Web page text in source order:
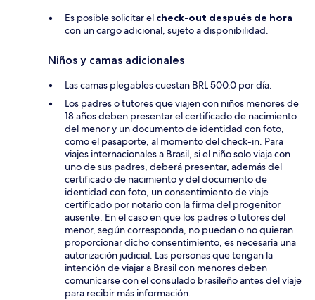
Es posible solicitar el check-out después de hora
con un cargo adicional, sujeto a disponibilidad.
Niños y camas adicionales
Las camas plegables cuestan BRL 500.0 por día.
Los padres o tutores que viajen con niños menores de
18 años deben presentar el certificado de nacimiento
del menor y un documento de identidad con foto,
como el pasaporte, al momento del check-in. Para
viajes internacionales a Brasil, si el niño solo viaja con
uno de sus padres, deberá presentar, además del
certificado de nacimiento y del documento de
identidad con foto, un consentimiento de viaje
certificado por notario con la firma del progenitor
ausente. En el caso en que los padres o tutores del
menor, según corresponda, no puedan o no quieran
proporcionar dicho consentimiento, es necesaria una
autorización judicial. Las personas que tengan la
intención de viajar a Brasil con menores deben
comunicarse con el consulado brasileño antes del viaje
para recibir más información.